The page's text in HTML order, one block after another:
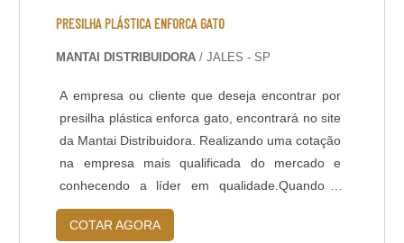
PRESILHA PLÁSTICA ENFORCA GATO
MANTAI DISTRIBUIDORA/ JALES - SP
A empresa ou cliente que deseja encontrar por
presilha plástica enforca gato, encontrará no site
da Mantai Distribuidora. Realizando uma cotação
na empresa mais qualificada do mercado e
conhecendo a líder em qualidade.Quando a
procura é por presilha plástica enforca gato, com
os profissionais especializados da Mantai
COTAR AGORA